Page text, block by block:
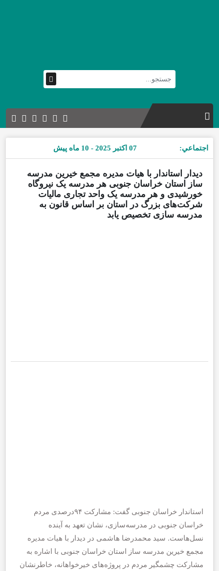
اجتماعي: 07 اکتبر 2025 - 10 ماه پیش
دیدار استاندار با هیات مدیره مجمع خیرین مدرسه
ساز استان خراسان جنوبی هر مدرسه یک نیروگاه
خورشیدی و هر مدرسه یک واحد تجاری مالیات
شرکت‌های بزرگ در استان بر اساس قانون به
مدرسه سازی تخصیص یابد
استاندار خراسان جنوبی گفت: مشارکت ۹۴درصدی مردم
خراسان جنوبی در مدرسه‌سازی، نشان تعهد به آینده
نسل‌هاست. سید محمدرضا هاشمی در دیدار با هیات مدیره
مجمع خیرین مدرسه ساز استان خراسان جنوبی با اشاره به
مشارکت چشمگیر مردم در پروژه‌های خیرخواهانه، خاطرنشان